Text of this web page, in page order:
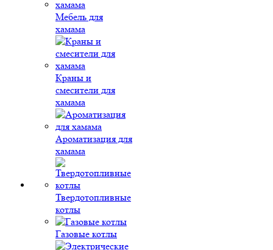
Мебель для
хамама
Краны и
смесители для
хамама
Ароматизация для
хамама
Твердотопливные
котлы
Газовые котлы